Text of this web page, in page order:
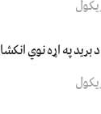
برید په اړه نوي